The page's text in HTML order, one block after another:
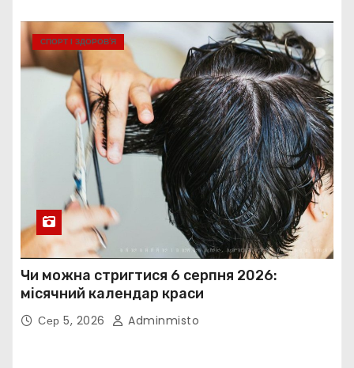
СПОРТ І ЗДОРОВ’Я
Чи можна стригтися 6 серпня 2026:
місячний календар краси
Сер 5, 2026 Adminmisto